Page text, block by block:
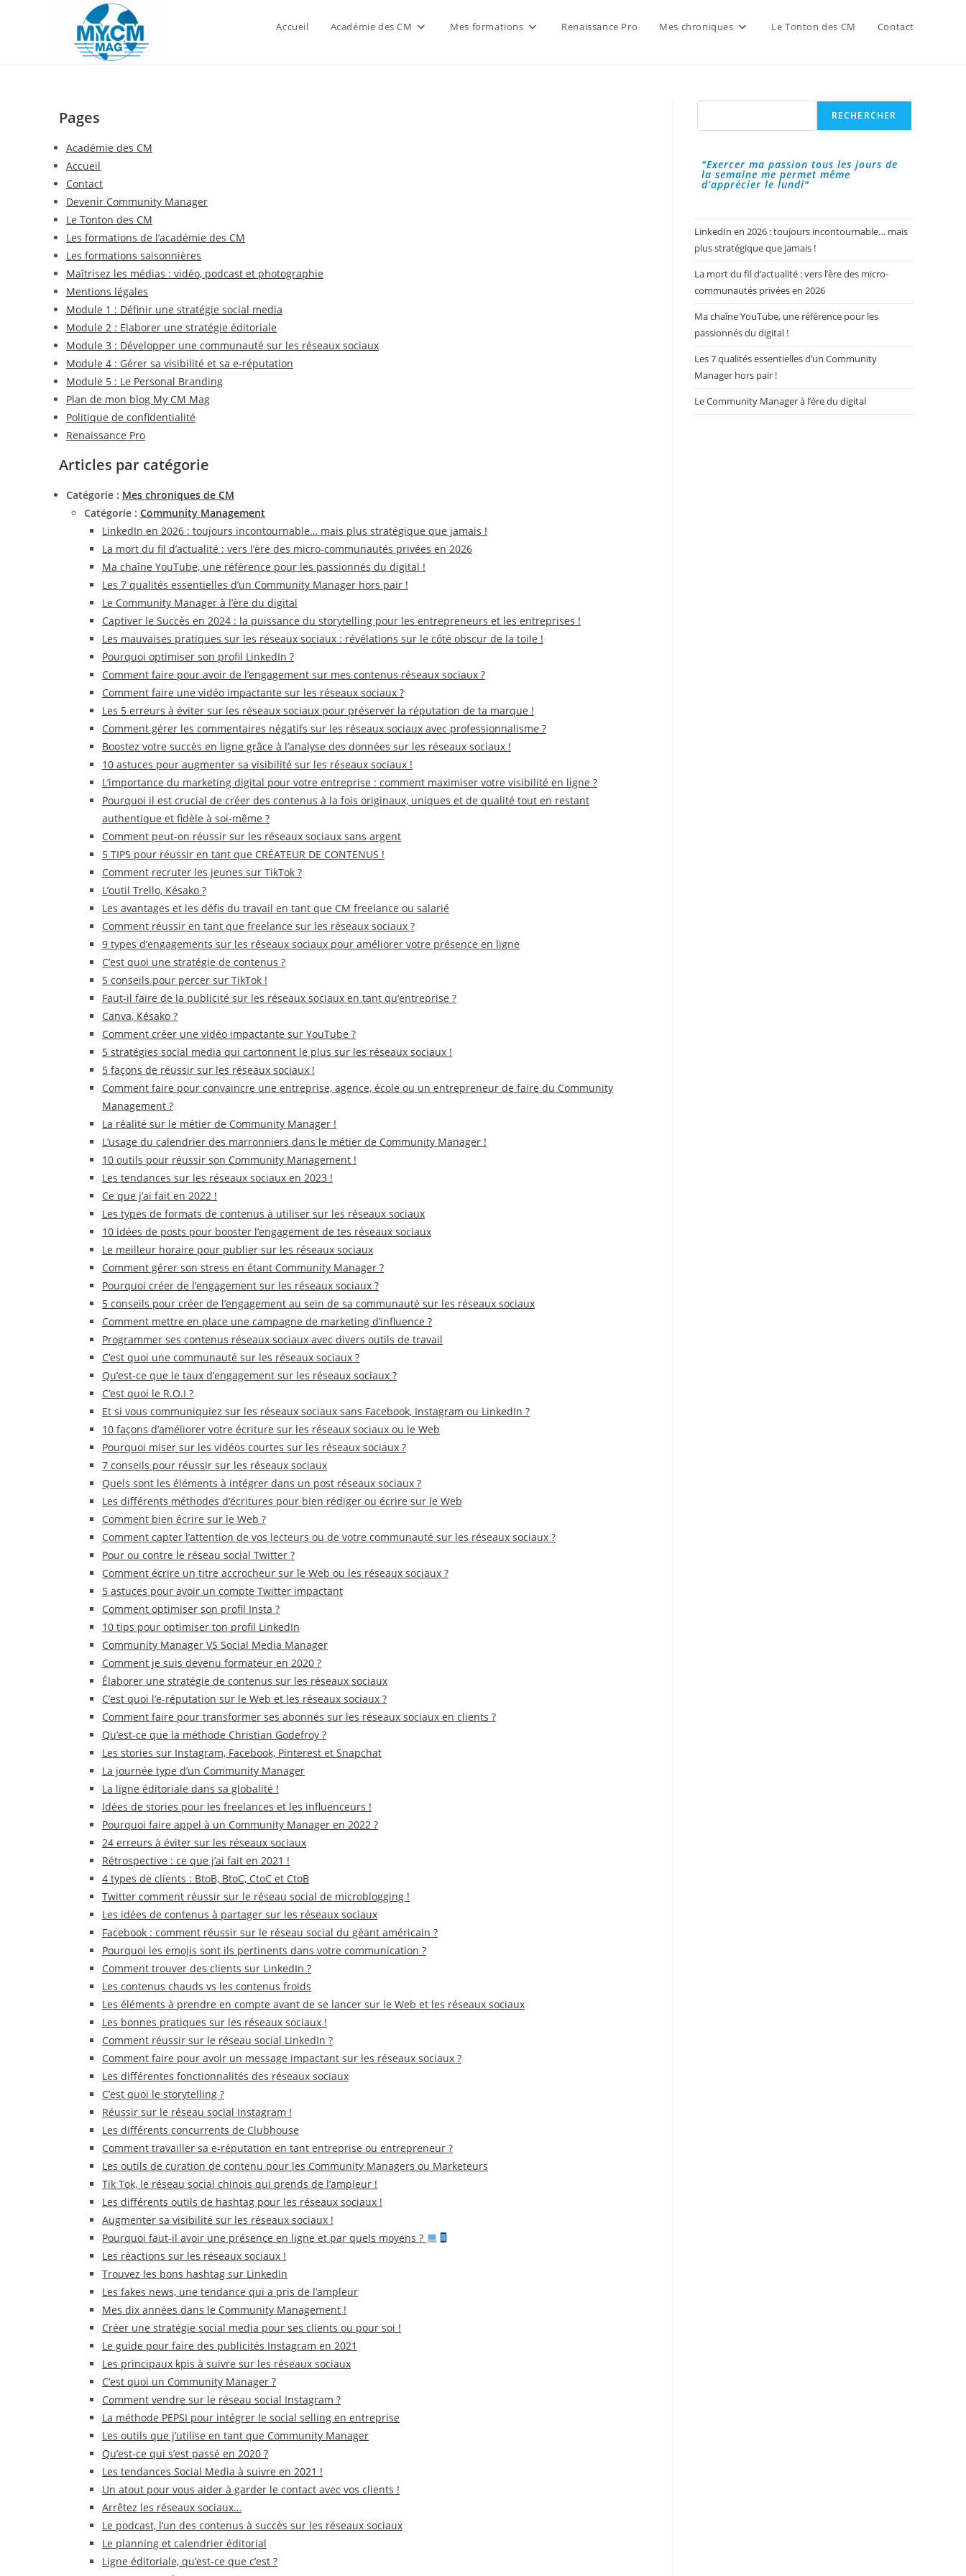
Accueil Académie des CM Mes formations Renaissance Pro Mes chroniques Le Tonton des CM Contact
Pages
Académie des CM
Accueil
Contact
Devenir Community Manager
Le Tonton des CM
Les formations de l’académie des CM
Les formations saisonnières
Maîtrisez les médias : vidéo, podcast et photographie
Mentions légales
Module 1 : Définir une stratégie social media
Module 2 : Elaborer une stratégie éditoriale
Module 3 : Développer une communauté sur les réseaux sociaux
Module 4 : Gérer sa visibilité et sa e-réputation
Module 5 : Le Personal Branding
Plan de mon blog My CM Mag
Politique de confidentialité
Renaissance Pro
Articles par catégorie
Catégorie : Mes chroniques de CM
Catégorie : Community Management
LinkedIn en 2026 : toujours incontournable… mais plus stratégique que jamais !
La mort du fil d’actualité : vers l’ère des micro-communautés privées en 2026
Ma chaîne YouTube, une référence pour les passionnés du digital !
Les 7 qualités essentielles d’un Community Manager hors pair !
Le Community Manager à l’ère du digital
Captiver le Succès en 2024 : la puissance du storytelling pour les entrepreneurs et les entreprises !
Les mauvaises pratiques sur les réseaux sociaux : révélations sur le côté obscur de la toile !
Pourquoi optimiser son profil LinkedIn ?
Comment faire pour avoir de l’engagement sur mes contenus réseaux sociaux ?
Comment faire une vidéo impactante sur les réseaux sociaux ?
Les 5 erreurs à éviter sur les réseaux sociaux pour préserver la réputation de ta marque !
Comment gérer les commentaires négatifs sur les réseaux sociaux avec professionnalisme ?
Boostez votre succès en ligne grâce à l’analyse des données sur les réseaux sociaux !
10 astuces pour augmenter sa visibilité sur les réseaux sociaux !
L’importance du marketing digital pour votre entreprise : comment maximiser votre visibilité en ligne ?
Pourquoi il est crucial de créer des contenus à la fois originaux, uniques et de qualité tout en restant
authentique et fidèle à soi-même ?
Comment peut-on réussir sur les réseaux sociaux sans argent
5 TIPS pour réussir en tant que CRÉATEUR DE CONTENUS !
Comment recruter les jeunes sur TikTok ?
L’outil Trello, Késako ?
Les avantages et les défis du travail en tant que CM freelance ou salarié
Comment réussir en tant que freelance sur les réseaux sociaux ?
9 types d’engagements sur les réseaux sociaux pour améliorer votre présence en ligne
C’est quoi une stratégie de contenus ?
5 conseils pour percer sur TikTok !
Faut-il faire de la publicité sur les réseaux sociaux en tant qu’entreprise ?
Canva, Késako ?
Comment créer une vidéo impactante sur YouTube ?
5 stratégies social media qui cartonnent le plus sur les réseaux sociaux !
5 façons de réussir sur les réseaux sociaux !
Comment faire pour convaincre une entreprise, agence, école ou un entrepreneur de faire du Community
Management ?
La réalité sur le métier de Community Manager !
L’usage du calendrier des marronniers dans le métier de Community Manager !
10 outils pour réussir son Community Management !
Les tendances sur les réseaux sociaux en 2023 !
Ce que j’ai fait en 2022 !
Les types de formats de contenus à utiliser sur les réseaux sociaux
10 idées de posts pour booster l’engagement de tes réseaux sociaux
Le meilleur horaire pour publier sur les réseaux sociaux
Comment gérer son stress en étant Community Manager ?
Pourquoi créer de l’engagement sur les réseaux sociaux ?
5 conseils pour créer de l’engagement au sein de sa communauté sur les réseaux sociaux
Comment mettre en place une campagne de marketing d’influence ?
Programmer ses contenus réseaux sociaux avec divers outils de travail
C’est quoi une communauté sur les réseaux sociaux ?
Qu’est-ce que le taux d’engagement sur les réseaux sociaux ?
C’est quoi le R.O.I ?
Et si vous communiquiez sur les réseaux sociaux sans Facebook, Instagram ou LinkedIn ?
10 façons d’améliorer votre écriture sur les réseaux sociaux ou le Web
Pourquoi miser sur les vidéos courtes sur les réseaux sociaux ?
7 conseils pour réussir sur les réseaux sociaux
Quels sont les éléments à intégrer dans un post réseaux sociaux ?
Les différents méthodes d’écritures pour bien rédiger ou écrire sur le Web
Comment bien écrire sur le Web ?
Comment capter l’attention de vos lecteurs ou de votre communauté sur les réseaux sociaux ?
Pour ou contre le réseau social Twitter ?
Comment écrire un titre accrocheur sur le Web ou les réseaux sociaux ?
5 astuces pour avoir un compte Twitter impactant
Comment optimiser son profil Insta ?
10 tips pour optimiser ton profil LinkedIn
Community Manager VS Social Media Manager
Comment je suis devenu formateur en 2020 ?
Élaborer une stratégie de contenus sur les réseaux sociaux
C’est quoi l’e-réputation sur le Web et les réseaux sociaux ?
Comment faire pour transformer ses abonnés sur les réseaux sociaux en clients ?
Qu’est-ce que la méthode Christian Godefroy ?
Les stories sur Instagram, Facebook, Pinterest et Snapchat
La journée type d’un Community Manager
La ligne éditoriale dans sa globalité !
Idées de stories pour les freelances et les influenceurs !
Pourquoi faire appel à un Community Manager en 2022 ?
24 erreurs à éviter sur les réseaux sociaux
Rétrospective : ce que j’ai fait en 2021 !
4 types de clients : BtoB, BtoC, CtoC et CtoB
Twitter comment réussir sur le réseau social de microblogging !
Les idées de contenus à partager sur les réseaux sociaux
Facebook : comment réussir sur le réseau social du géant américain ?
Pourquoi les emojis sont ils pertinents dans votre communication ?
Comment trouver des clients sur LinkedIn ?
Les contenus chauds vs les contenus froids
Les éléments à prendre en compte avant de se lancer sur le Web et les réseaux sociaux
Les bonnes pratiques sur les réseaux sociaux !
Comment réussir sur le réseau social LinkedIn ?
Comment faire pour avoir un message impactant sur les réseaux sociaux ?
Les différentes fonctionnalités des réseaux sociaux
C’est quoi le storytelling ?
Réussir sur le réseau social Instagram !
Les différents concurrents de Clubhouse
Comment travailler sa e-réputation en tant entreprise ou entrepreneur ?
Les outils de curation de contenu pour les Community Managers ou Marketeurs
Tik Tok, le réseau social chinois qui prends de l’ampleur !
Les différents outils de hashtag pour les réseaux sociaux !
Augmenter sa visibilité sur les réseaux sociaux !
Pourquoi faut-il avoir une présence en ligne et par quels moyens ?
Les réactions sur les réseaux sociaux !
Trouvez les bons hashtag sur LinkedIn
Les fakes news, une tendance qui a pris de l’ampleur
Mes dix années dans le Community Management !
Créer une stratégie social media pour ses clients ou pour soi !
Le guide pour faire des publicités Instagram en 2021
Les principaux kpis à suivre sur les réseaux sociaux
C’est quoi un Community Manager ?
Comment vendre sur le réseau social Instagram ?
La méthode PEPSI pour intégrer le social selling en entreprise
Les outils que j’utilise en tant que Community Manager
Qu’est-ce qui s’est passé en 2020 ?
Les tendances Social Media à suivre en 2021 !
Un atout pour vous aider à garder le contact avec vos clients !
Arrêtez les réseaux sociaux…
Le podcast, l’un des contenus à succès sur les réseaux sociaux
Le planning et calendrier éditorial
Ligne éditoriale, qu’est-ce que c’est ?
Rechercher
RECHERCHER
"Exercer ma passion tous les jours de
la semaine me permet même
d’apprécier le lundi"
LinkedIn en 2026 : toujours incontournable… mais
plus stratégique que jamais !
La mort du fil d’actualité : vers l’ère des micro-
communautés privées en 2026
Ma chaîne YouTube, une référence pour les
passionnés du digital !
Les 7 qualités essentielles d’un Community
Manager hors pair !
Le Community Manager à l’ère du digital